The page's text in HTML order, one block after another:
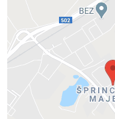
Externý
Prajete si
Povoliť